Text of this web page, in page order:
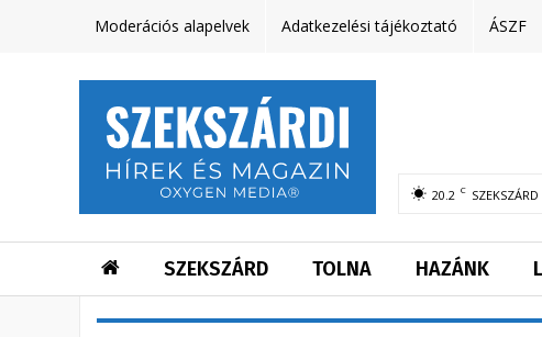
Moderációs alapelvek Adatkezelési tájékoztató ÁSZF
20.2 C SZEKSZÁRD
SZEKSZÁRD TOLNA HAZÁNK